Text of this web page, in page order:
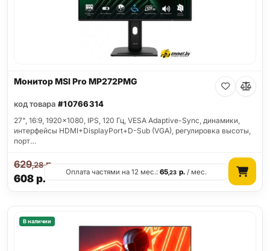
Монитор MSI Pro MP272PMG
код товара #10766314
27", 16:9, 1920x1080, IPS, 120 Гц, VESA Adaptive-Sync, динамики,
интерфейсы HDMI+DisplayPort+D-Sub (VGA), регулировка высоты,
порт…
608р.
629,28р.
Оплата частями на 12 мес.:65,23 р./ мес.
В наличии